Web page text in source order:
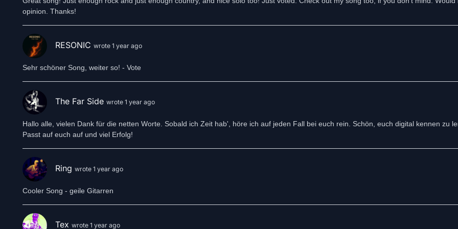
opinion. Thanks!
RESONIC wrote 1 year ago
Sehr schöner Song, weiter so! - Vote
The Far Side wrote 1 year ago
Hallo alle, vielen Dank für die netten Worte. Sobald ich Zeit hab', höre ich auf jeden Fall bei euch rein. Schön, euch digital kennen zu
Passt auf euch auf und viel Erfolg!
Ring wrote 1 year ago
Cooler Song - geile Gitarren
Tex wrote 1 year ago